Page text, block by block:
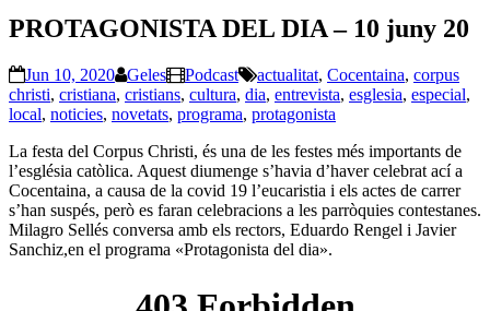
PROTAGONISTA DEL DIA – 10 juny 20
Jun 10, 2020 Geles Podcast actualitat, Cocentaina, corpus
christi, cristiana, cristians, cultura, dia, entrevista, esglesia, especial,
local, noticies, novetats, programa, protagonista
La festa del Corpus Christi, és una de les festes més importants de
l’església catòlica. Aquest diumenge s’havia d’haver celebrat ací a
Cocentaina, a causa de la covid 19 l’eucaristia i els actes de carrer
s’han suspés, però es faran celebracions a les parròquies contestanes.
Milagro Sellés conversa amb els rectors, Eduardo Rengel i Javier
Sanchiz,en el programa «Protagonista del dia».